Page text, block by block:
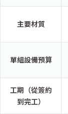
主要材質
單組設備預算
工期（從簽約
到完工）